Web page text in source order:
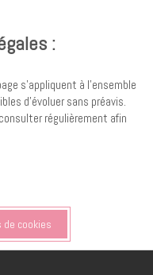
:
s'appliquent à l'ensemble
d'évoluer sans préavis.
régulièrement afin
de cookies